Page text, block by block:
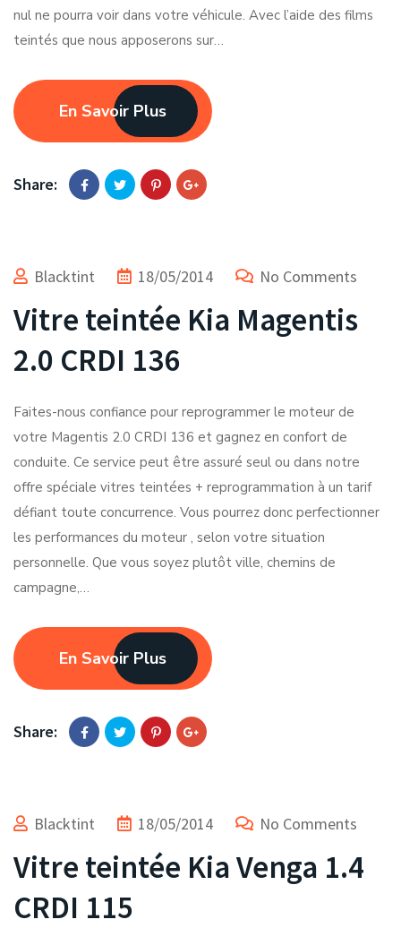
nul ne pourra voir dans votre véhicule. Avec l’aide des films
teintés que nous apposerons sur…
En Savoir Plus
Share:
Blacktint 18/05/2014 No Comments
Vitre teintée Kia Magentis
2.0 CRDI 136
Faites-nous confiance pour reprogrammer le moteur de
votre Magentis 2.0 CRDI 136 et gagnez en confort de
conduite. Ce service peut être assuré seul ou dans notre
offre spéciale vitres teintées + reprogrammation à un tarif
défiant toute concurrence. Vous pourrez donc perfectionner
les performances du moteur , selon votre situation
personnelle. Que vous soyez plutôt ville, chemins de
campagne,…
En Savoir Plus
Share:
Blacktint 18/05/2014 No Comments
Vitre teintée Kia Venga 1.4
CRDI 115